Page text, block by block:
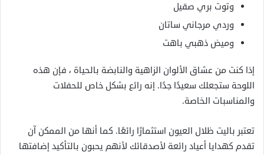
وتوت بري صقيل
وردي مرجاني ساتان
وميض ذهبي باهت
إذا كنت من عشاق الألوان الزاهية والنابضة بالحياة ، فإن هذه
اللوحة ستجعلك سعيدًا جدًا. إنه رائع بشكل خاص للحفلات
والمناسبات الخاصة.
تعتبر باليت ظلال العيون استثمارًا رائعًا. كما أنها من الممكن آن
تقدم كهدايا أعياد رائعة لأصدقائك لأنهم يحبون بالتأكيد إضافتها